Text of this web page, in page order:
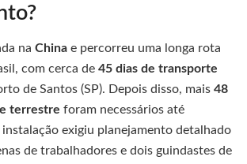
na China e percorreu uma longa rota
com cerca de 45 dias de transporte
de Santos (SP). Depois disso, mais 48
terrestre foram necessários até
instalação exigiu planejamento detalhado
de trabalhadores e dois guindastes de